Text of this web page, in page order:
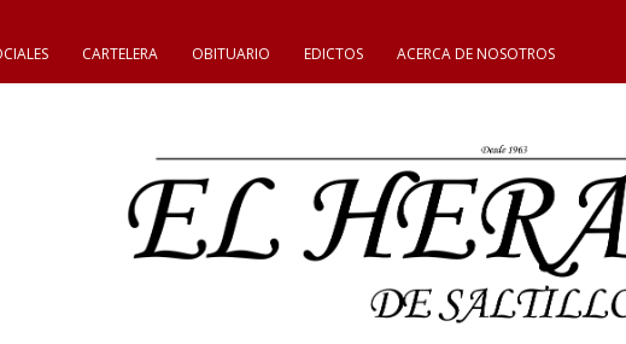
CARTELERA OBITUARIO EDICTOS ACERCA DE NOSOTROS